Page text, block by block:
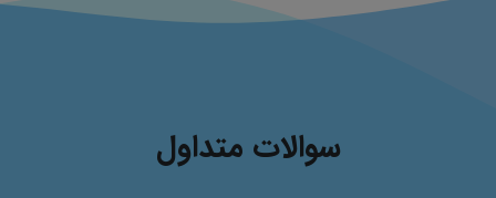
سوالات متداول